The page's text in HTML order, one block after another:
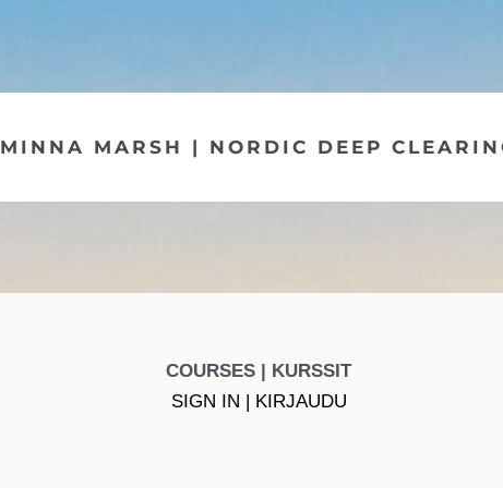
MINNA MARSH | NORDIC DEEP
COURSES | KURSSIT
SIGN IN | KIRJAUDU